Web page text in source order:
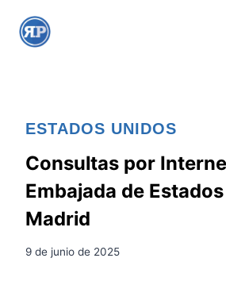
ESTADOS UNIDOS
Consultas por
Embajada de
Madrid
9 de junio de 2025